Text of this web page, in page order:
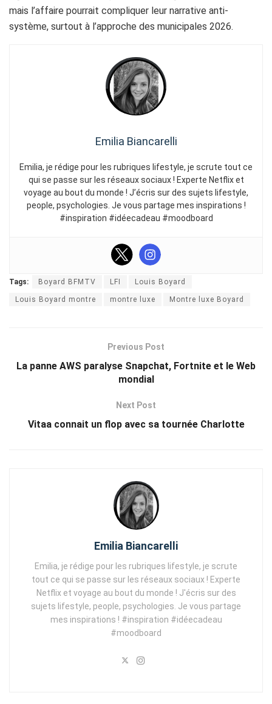
mais l’affaire pourrait compliquer leur narrative anti-
système, surtout à l’approche des municipales 2026.
Emilia Biancarelli
Emilia, je rédige pour les rubriques lifestyle, je scrute tout ce
qui se passe sur les réseaux sociaux ! Experte Netflix et
voyage au bout du monde ! J’écris sur des sujets lifestyle,
people, psychologies. Je vous partage mes inspirations !
#inspiration #idéecadeau #moodboard
Tags: Boyard BFMTV LFI Louis Boyard
Louis Boyard montre montre luxe Montre luxe Boyard
Previous Post
La panne AWS paralyse Snapchat, Fortnite et le Web
mondial
Next Post
Vitaa connait un flop avec sa tournée Charlotte
Emilia Biancarelli
Emilia, je rédige pour les rubriques lifestyle, je scrute
tout ce qui se passe sur les réseaux sociaux ! Experte
Netflix et voyage au bout du monde ! J'écris sur des
sujets lifestyle, people, psychologies. Je vous partage
mes inspirations ! #inspiration #idéecadeau
#moodboard